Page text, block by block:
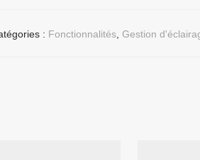
: Fonctionnalités, Gestion